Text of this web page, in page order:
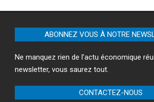
ABONNEZ VOUS À NOTRE
Ne manquez rien de l’actu économique
newsletter, vous saurez tout.
CONTACTEZ-NOUS